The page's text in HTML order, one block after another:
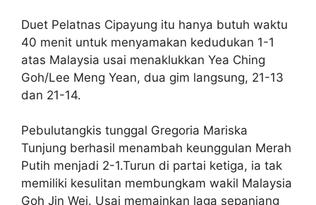
Duet Pelatnas Cipayung itu hanya butuh waktu
40 menit untuk menyamakan kedudukan 1-1
atas Malaysia usai menaklukkan Yea Ching
Goh/Lee Meng Yean, dua gim langsung, 21-13
dan 21-14.
Pebulutangkis tunggal Gregoria Mariska
Tunjung berhasil menambah keunggulan Merah
Putih menjadi 2-1.Turun di partai ketiga, ia tak
memiliki kesulitan membungkam wakil Malaysia
Goh Jin Wei. Usai memainkan laga sepanjang